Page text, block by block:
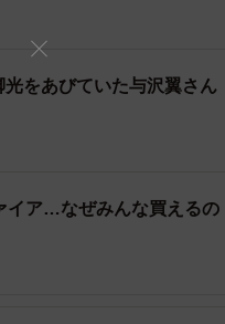
光をあびていた与沢翼さん
イア…なぜみんな買えるの